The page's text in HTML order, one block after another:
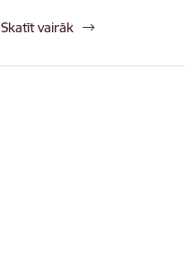
Skatīt vairāk